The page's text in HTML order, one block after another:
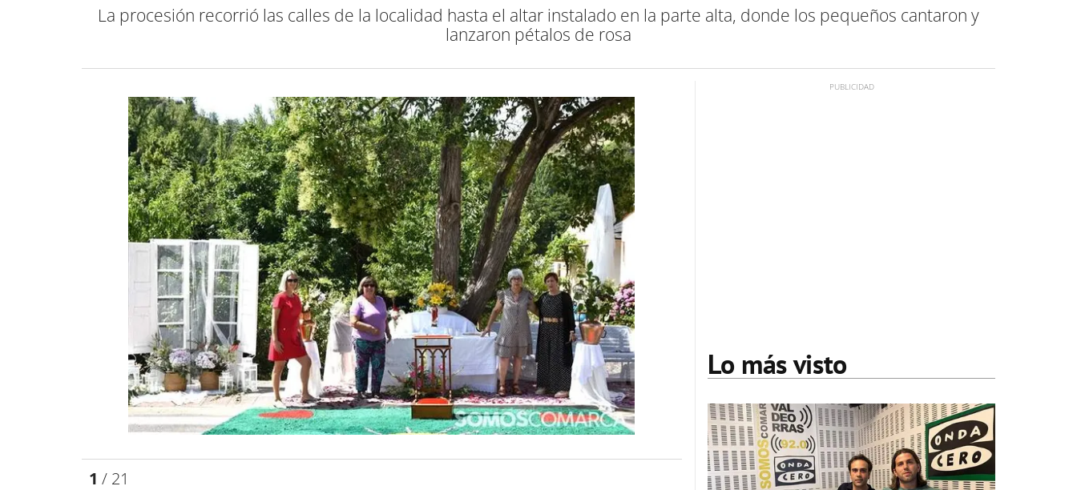
La procesión recorrió las calles de la localidad hasta el altar instalado en la parte alta, donde los pequeños cantaron y
lanzaron pétalos de rosa
1 / 21
Lo más visto